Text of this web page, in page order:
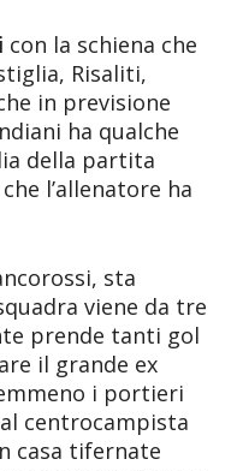
con la schiena che
Risaliti,
in previsione
ha qualche
della partita
che l’allenatore ha
sta
viene da tre
prende tanti gol
il grande ex
i portieri
centrocampista
casa tifernate